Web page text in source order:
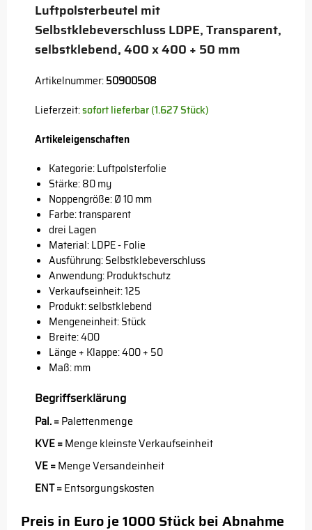
Luftpolsterbeutel mit
Selbstklebeverschluss LDPE, Transparent,
selbstklebend, 400 x 400 + 50 mm
Artikelnummer:50900508
Lieferzeit:sofort lieferbar (1.627 Stück)
Artikeleigenschaften
Kategorie: Luftpolsterfolie
Stärke: 80 my
Noppengröße: Ø 10 mm
Farbe: transparent
drei Lagen
Material: LDPE - Folie
Ausführung: Selbstklebeverschluss
Anwendung: Produktschutz
Verkaufseinheit: 125
Produkt: selbstklebend
Mengeneinheit: Stück
Breite: 400
Länge + Klappe: 400 + 50
Maß: mm
Begriffserklärung
Pal. =Palettenmenge
KVE =Menge kleinste Verkaufseinheit
VE =Menge Versandeinheit
ENT =Entsorgungskosten
Preis in Euro je 1000 Stück bei Abnahme